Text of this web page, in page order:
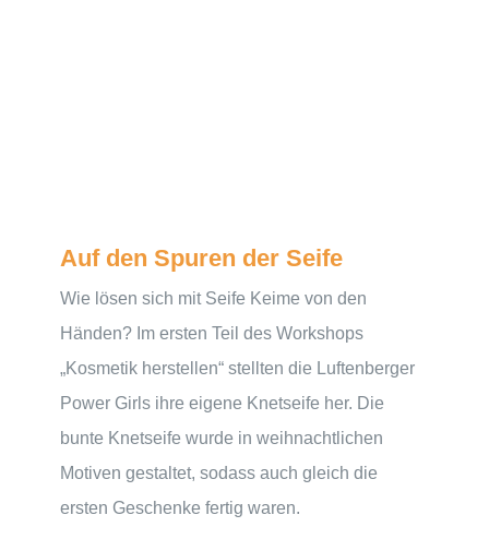
Auf den Spuren der Seife
Wie lösen sich mit Seife Keime von den
Händen? Im ersten Teil des Workshops
„Kosmetik herstellen“ stellten die Luftenberger
Power Girls ihre eigene Knetseife her. Die
bunte Knetseife wurde in weihnachtlichen
Motiven gestaltet, sodass auch gleich die
ersten Geschenke fertig waren.